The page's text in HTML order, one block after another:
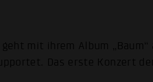
mit ihrem Album „Baum“
Das erste Konzert